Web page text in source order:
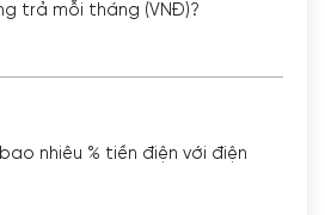
trả mỗi tháng (VNĐ)?
nhiêu % tiền điện với điện